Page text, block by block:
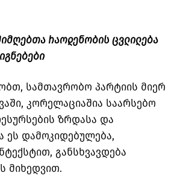
რაოდენობის ცვლილება
სამთავრობო პარტიის მიერ
კორელაციაშია საარსებო
ზრდასა და
ეს დამოკიდებულება,
განსხვავდება
მიხედვით.